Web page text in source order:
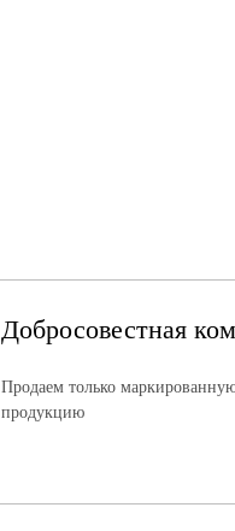
Добросовестная
Продаем только
продукцию